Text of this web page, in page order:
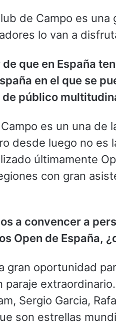
de Campo es
lo van a
que en España
en el que se
público
es un una de
desde luego no es
últimamente
con gran
a convencer a
Open de España,
gran oportunidad
paraje
Sergio Garcia,
son estrellas